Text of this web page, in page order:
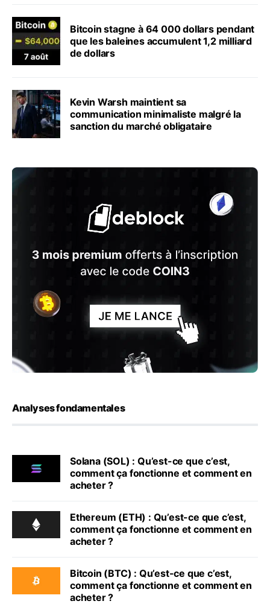
Bitcoin stagne à 64 000 dollars pendant
que les baleines accumulent 1,2 milliard
de dollars
Kevin Warsh maintient sa
communication minimaliste malgré la
sanction du marché obligataire
Analyses fondamentales
Solana (SOL) : Qu’est-ce que c’est,
comment ça fonctionne et comment en
acheter ?
Ethereum (ETH) : Qu’est-ce que c’est,
comment ça fonctionne et comment en
acheter ?
Bitcoin (BTC) : Qu’est-ce que c’est,
comment ça fonctionne et comment en
acheter ?